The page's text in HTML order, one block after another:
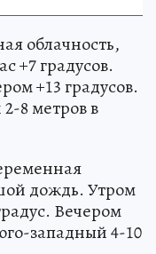
облачность,
+7 градусов.
+13 градусов.
8 метров в
дождь. Утром
Вечером
западный 4-10